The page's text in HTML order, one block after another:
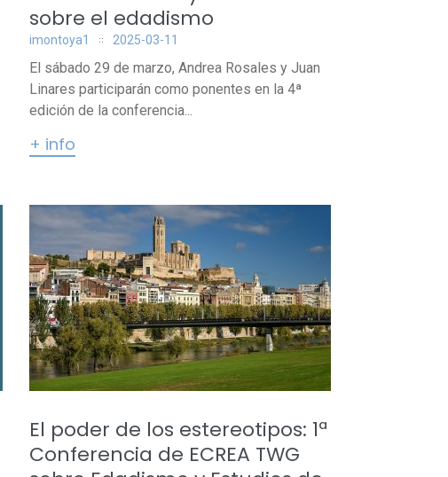
sobre el edadismo
imontoya1 2025-03-11
El sábado 29 de marzo, Andrea Rosales y Juan
Linares participarán como ponentes en la 4ª
edición de la conferencia...
+ info
El poder de los estereotipos: 1ª
Conferencia de ECREA TWG